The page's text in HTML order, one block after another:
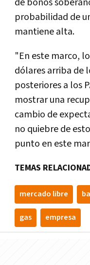
probabilidad de
mantiene alta.
"En este marco,
dólares arriba de
posteriores a los
mostrar una
cambio de
no quiebre de
punto en este
TEMAS
mercado libre
gas empresa